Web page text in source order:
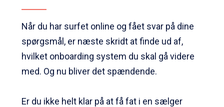
Når du har surfet online og fået svar på dine
spørgsmål, er næste skridt at finde ud af,
hvilket onboarding system du skal gå videre
med. Og nu bliver det spændende.
Er du ikke helt klar på at få fat i en sælger